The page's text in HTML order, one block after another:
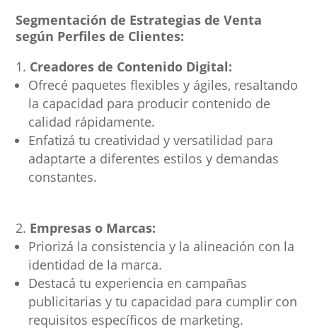
Segmentación de Estrategias de Venta
según Perfiles de Clientes:
Creadores de Contenido Digital:
Ofrecé paquetes flexibles y ágiles, resaltando
la capacidad para producir contenido de
calidad rápidamente.
Enfatizá tu creatividad y versatilidad para
adaptarte a diferentes estilos y demandas
constantes.
Empresas o Marcas:
Priorizá la consistencia y la alineación con la
identidad de la marca.
Destacá tu experiencia en campañas
publicitarias y tu capacidad para cumplir con
requisitos específicos de marketing.